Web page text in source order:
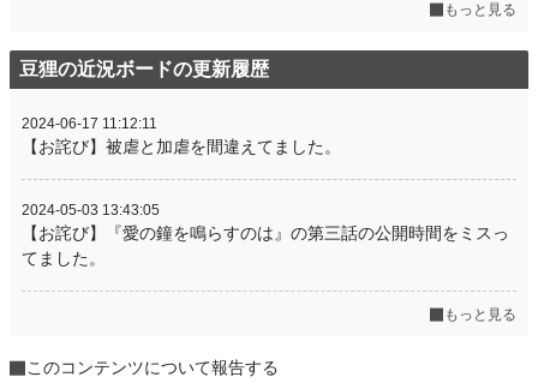
もっと見る
豆狸の近況ボードの更新履歴
2024-06-17 11:12:11
【お詫び】被虐と加虐を間違えてました。
2024-05-03 13:43:05
【お詫び】『愛の鐘を鳴らすのは』の第三話の公開時間をミスっ
てました。
もっと見る
このコンテンツについて報告する